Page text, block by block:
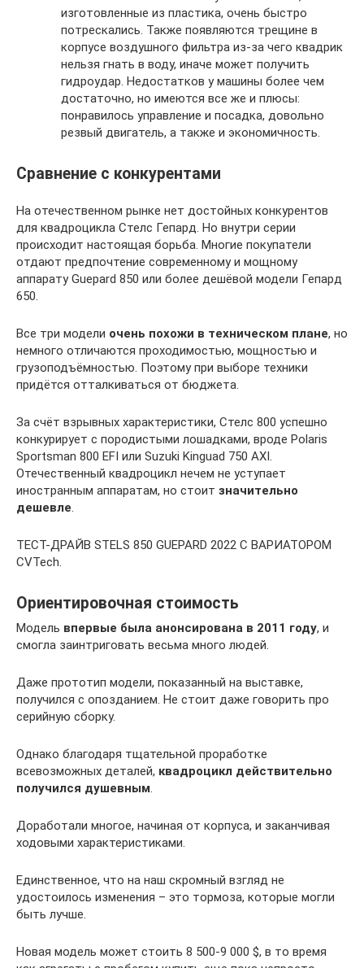
изготовленные из пластика, очень быстро
потрескались. Также появляются трещине в
корпусе воздушного фильтра из-за чего квадрик
нельзя гнать в воду, иначе может получить
гидроудар. Недостатков у машины более чем
достаточно, но имеются все же и плюсы:
понравилось управление и посадка, довольно
резвый двигатель, а также и экономичность.
Сравнение с конкурентами
На отечественном рынке нет достойных конкурентов
для квадроцикла Стелс Гепард. Но внутри серии
происходит настоящая борьба. Многие покупатели
отдают предпочтение современному и мощному
аппарату Guepard 850 или более дешёвой модели Гепард
650.
Все три модели очень похожи в техническом плане, но
немного отличаются проходимостью, мощностью и
грузоподъёмностью. Поэтому при выборе техники
придётся отталкиваться от бюджета.
За счёт взрывных характеристики, Стелс 800 успешно
конкурирует с породистыми лошадками, вроде Polaris
Sportsman 800 EFI или Suzuki Kinguad 750 AXI.
Отечественный квадроцикл нечем не уступает
иностранным аппаратам, но стоит значительно
дешевле.
ТЕСТ-ДРАЙВ STELS 850 GUEPARD 2022 С ВАРИАТОРОМ
CVTech.
Ориентировочная стоимость
Модель впервые была анонсирована в 2011 году, и
смогла заинтриговать весьма много людей.
Даже прототип модели, показанный на выставке,
получился с опозданием. Не стоит даже говорить про
серийную сборку.
Однако благодаря тщательной проработке
всевозможных деталей, квадроцикл действительно
получился душевным.
Доработали многое, начиная от корпуса, и заканчивая
ходовыми характеристиками.
Единственное, что на наш скромный взгляд не
удостоилось изменения – это тормоза, которые могли
быть лучше.
Новая модель может стоить 8 500-9 000 $, в то время